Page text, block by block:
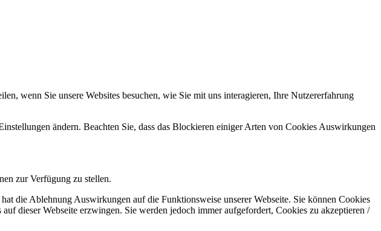
wenn Sie unsere Websites besuchen, wie Sie mit uns interagieren, Ihre Nutzererfahrung
ändern. Beachten Sie, dass das Blockieren einiger Arten von Cookies Auswirkungen
zur Verfügung zu stellen.
die Ablehnung Auswirkungen auf die Funktionsweise unserer Webseite. Sie können Cookies
dieser Webseite erzwingen. Sie werden jedoch immer aufgefordert, Cookies zu akzeptieren /